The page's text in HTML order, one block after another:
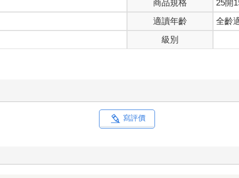
商品規格
25開
適讀年齡
全齡
級別
寫評價